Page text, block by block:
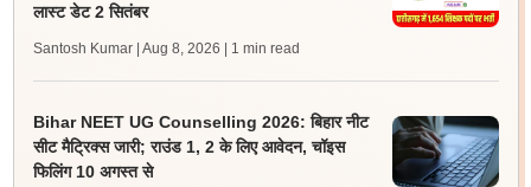
लास्ट डेट 2 सितंबर
Santosh Kumar | Aug 8, 2026 | 1 min read
Bihar NEET UG Counselling 2026: बिहार नीट
सीट मैट्रिक्स जारी; राउंड 1, 2 के लिए आवेदन, चॉइस
फिलिंग 10 अगस्त से